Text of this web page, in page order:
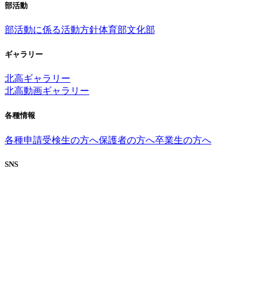
部活動
部活動に係る活動方針体育部文化部
ギャラリー
北高ギャラリー
北高動画ギャラリー
各種情報
各種申請受検生の方へ保護者の方へ卒業生の方へ
SNS